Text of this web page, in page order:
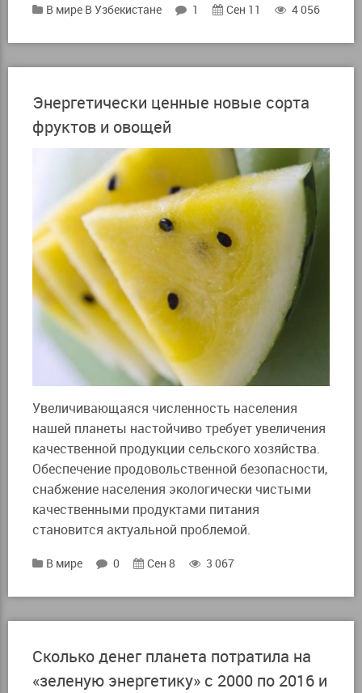
В мире В Узбекистане 1 Сен 11 4 056
Энергетически ценные новые сорта
фруктов и овощей
Увеличивающаяся численность населения
нашей планеты настойчиво требует увеличения
качественной продукции сельского хозяйства.
Обеспечение продовольственной безопасности,
снабжение населения экологически чистыми
качественными продуктами питания
становится актуальной проблемой.
В мире 0 Сен 8 3 067
Сколько денег планета потратила на
«зеленую энергетику» с 2000 по 2016 и